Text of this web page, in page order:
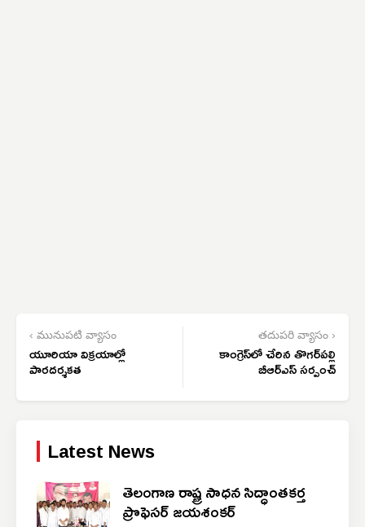
‹ మునుపటి వ్యాసం
యూరియా విక్రయాల్లో
పారదర్శకత
తదుపరి వ్యాసం ›
కాంగ్రెస్‌లో చేరిన తొగర్‌పల్లి
బీఆర్‌ఎస్ సర్పంచ్
Latest News
తెలంగాణ రాష్ట్ర సాధన సిద్ధాంతకర్త
ప్రొఫెసర్ జయశంకర్